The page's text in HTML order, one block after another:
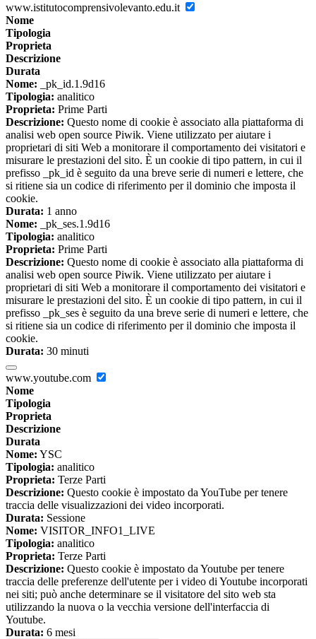
www.istitutocomprensivolevanto.edu.it
Nome
Tipologia
Proprieta
Descrizione
Durata
Nome: _pk_id.1.9d16
Tipologia: analitico
Proprieta: Prime Parti
Descrizione: Questo nome di cookie è associato alla piattaforma di
analisi web open source Piwik. Viene utilizzato per aiutare i
proprietari di siti Web a monitorare il comportamento dei visitatori e
misurare le prestazioni del sito. È un cookie di tipo pattern, in cui il
prefisso _pk_id è seguito da una breve serie di numeri e lettere, che
si ritiene sia un codice di riferimento per il dominio che imposta il
cookie.
Durata: 1 anno
Nome: _pk_ses.1.9d16
Tipologia: analitico
Proprieta: Prime Parti
Descrizione: Questo nome di cookie è associato alla piattaforma di
analisi web open source Piwik. Viene utilizzato per aiutare i
proprietari di siti Web a monitorare il comportamento dei visitatori e
misurare le prestazioni del sito. È un cookie di tipo pattern, in cui il
prefisso _pk_ses è seguito da una breve serie di numeri e lettere, che
si ritiene sia un codice di riferimento per il dominio che imposta il
cookie.
Durata: 30 minuti
www.youtube.com
Nome
Tipologia
Proprieta
Descrizione
Durata
Nome: YSC
Tipologia: analitico
Proprieta: Terze Parti
Descrizione: Questo cookie è impostato da YouTube per tenere
traccia delle visualizzazioni dei video incorporati.
Durata: Sessione
Nome: VISITOR_INFO1_LIVE
Tipologia: analitico
Proprieta: Terze Parti
Descrizione: Questo cookie è impostato da Youtube per tenere
traccia delle preferenze dell'utente per i video di Youtube incorporati
nei siti; può anche determinare se il visitatore del sito web sta
utilizzando la nuova o la vecchia versione dell'interfaccia di
Youtube.
Durata: 6 mesi